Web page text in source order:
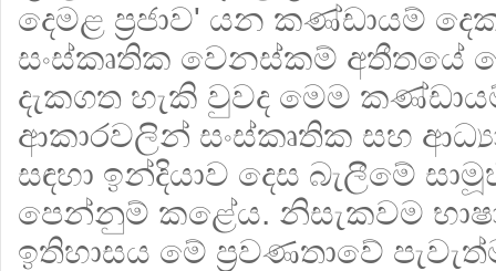
දෙමළ ප්‍රජාව' යන කණ්ඩායම්
සංස්කෘතික වෙනස්කම් අතීතයේ
දැකගත හැකි වුවද මෙම
ආකාරවලින් සංස්කෘතික සහ
සඳහා ඉන්දියාව දෙස බැලීමේ
පෙන්නුම් කළේය. නිසැකවම
ඉතිහාසය මේ ප්‍රවණතාවේ